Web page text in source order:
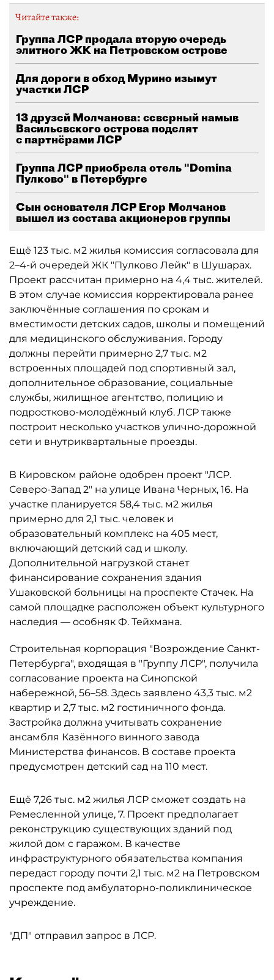
Читайте также:
Группа ЛСР продала вторую очередь
элитного ЖК на Петровском острове
Для дороги в обход Мурино изымут
участки ЛСР
13 друзей Молчанова: северный намыв
Васильевского острова поделят
с партнёрами ЛСР
Группа ЛСР приобрела отель "Domina
Пулково" в Петербурге
Сын основателя ЛСР Егор Молчанов
вышел из состава акционеров группы
Ещё 123 тыс. м2 жилья комиссия согласовала для
2–4-й очередей ЖК "Пулково Лейк" в Шушарах.
Проект рассчитан примерно на 4,4 тыс. жителей.
В этом случае комиссия корректировала ранее
заключённые соглашения по срокам и
вместимости детских садов, школы и помещений
для медицинского обслуживания. Городу
должны перейти примерно 2,7 тыс. м2
встроенных площадей под спортивный зал,
дополнительное образование, социальные
службы, жилищное агентство, полицию и
подростково-молодёжный клуб. ЛСР также
построит несколько участков улично-дорожной
сети и внутриквартальные проезды.
В Кировском районе одобрен проект "ЛСР.
Северо-Запад 2" на улице Ивана Черных, 16. На
участке планируется 58,4 тыс. м2 жилья
примерно для 2,1 тыс. человек и
образовательный комплекс на 405 мест,
включающий детский сад и школу.
Дополнительной нагрузкой станет
финансирование сохранения здания
Ушаковской больницы на проспекте Стачек. На
самой площадке расположен объект культурного
наследия — особняк Ф. Тейхмана.
Строительная корпорация "Возрождение Санкт-
Петербурга", входящая в "Группу ЛСР", получила
согласование проекта на Синопской
набережной, 56–58. Здесь заявлено 43,3 тыс. м2
квартир и 2,7 тыс. м2 гостиничного фонда.
Застройка должна учитывать сохранение
ансамбля Казённого винного завода
Министерства финансов. В составе проекта
предусмотрен детский сад на 110 мест.
Ещё 7,26 тыс. м2 жилья ЛСР сможет создать на
Ремесленной улице, 7. Проект предполагает
реконструкцию существующих зданий под
жилой дом с гаражом. В качестве
инфраструктурного обязательства компания
передаст городу почти 2,1 тыс. м2 на Петровском
проспекте под амбулаторно-поликлиническое
учреждение.
"ДП" отправил запрос в ЛСР.